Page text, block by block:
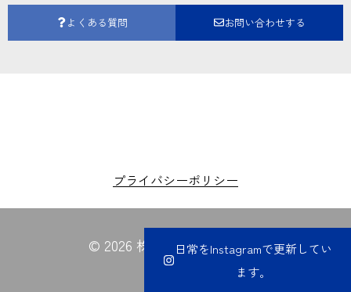
日常をInstagramで更新してい
ます。
よくある質問 お問い合わせする
プライバシーポリシー
© 2026 株式会社夏目電業所